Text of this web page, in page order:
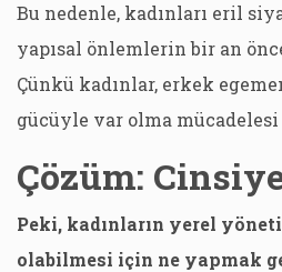
Bu nedenle, kadınları eril
yapısal önlemlerin bir an
Çünkü kadınlar, erkek
gücüyle var olma
Çözüm:
Peki, kadınların yerel
olabilmesi için ne yapmak